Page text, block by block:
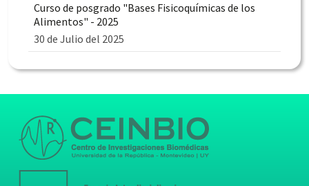
Curso de posgrado "Bases Fisicoquímicas de los
Alimentos" - 2025
30 de Julio del 2025